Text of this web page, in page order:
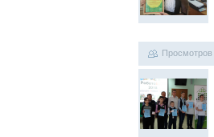
Просмотров